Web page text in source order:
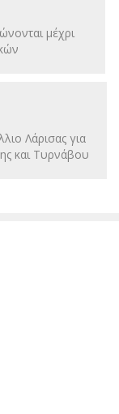
μέχρι
Λάρισας για
και Τυρνάβου